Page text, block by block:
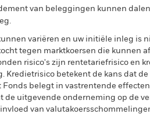
van beleggingen kunnen
variëren en uw initiële inleg is
tegen marktkoersen die kunnen
risico's zijn rentetariefrisico en
betekent de kans dat
belegt in vastrentende
uitgevende onderneming op de
van